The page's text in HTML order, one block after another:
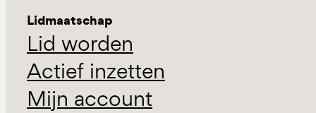
Lidmaatschap
Lid worden
Actief inzetten
Mijn account